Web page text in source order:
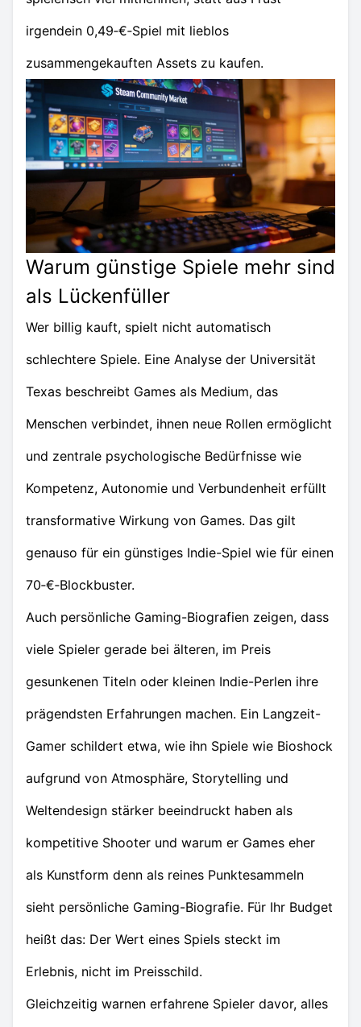
irgendein 0,49‑€‑Spiel mit lieblos
zusammengekauften Assets zu kaufen.
Warum günstige Spiele mehr sind
als Lückenfüller
Wer billig kauft, spielt nicht automatisch
schlechtere Spiele. Eine Analyse der Universität
Texas beschreibt Games als Medium, das
Menschen verbindet, ihnen neue Rollen ermöglicht
und zentrale psychologische Bedürfnisse wie
Kompetenz, Autonomie und Verbundenheit erfüllt
transformative Wirkung von Games. Das gilt
genauso für ein günstiges Indie-Spiel wie für einen
70‑€‑Blockbuster.
Auch persönliche Gaming-Biografien zeigen, dass
viele Spieler gerade bei älteren, im Preis
gesunkenen Titeln oder kleinen Indie-Perlen ihre
prägendsten Erfahrungen machen. Ein Langzeit-
Gamer schildert etwa, wie ihn Spiele wie Bioshock
aufgrund von Atmosphäre, Storytelling und
Weltendesign stärker beeindruckt haben als
kompetitive Shooter und warum er Games eher
als Kunstform denn als reines Punktesammeln
sieht persönliche Gaming-Biografie. Für Ihr Budget
heißt das: Der Wert eines Spiels steckt im
Erlebnis, nicht im Preisschild.
Gleichzeitig warnen erfahrene Spieler davor, alles